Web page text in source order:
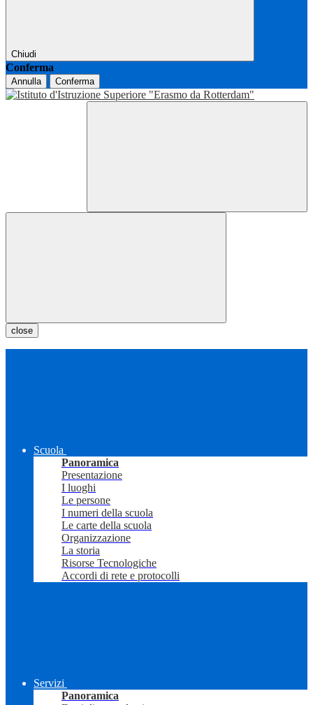
Chiudi
Conferma
Annulla Conferma
close
Scuola
Panoramica
Presentazione
I luoghi
Le persone
I numeri della scuola
Le carte della scuola
Organizzazione
La storia
Risorse Tecnologiche
Accordi di rete e protocolli
Servizi
Panoramica